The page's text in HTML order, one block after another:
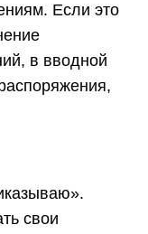
Если это
в вводной
свои